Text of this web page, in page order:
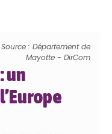
: Département de
Mayotte - DirCom
un